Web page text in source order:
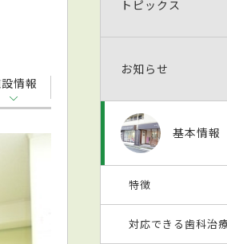
情報
トピックス
お知らせ
基本情報
特徴
対応できる歯科治